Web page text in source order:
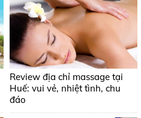
Review địa chỉ massage tại
Huế: vui vẻ, nhiệt tình, chu
đáo